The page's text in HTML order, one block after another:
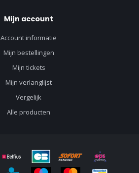
Mijn account
Account informatie
Mijn bestellingen
Mijn tickets
Mijn verlanglijst
Vergelijk
Alle producten